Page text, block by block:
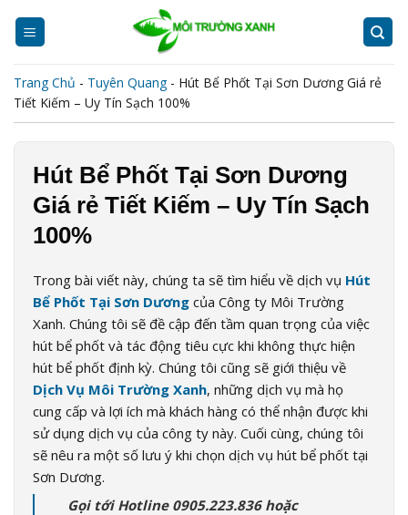
Trang Chủ - Tuyên Quang- Hút Bể Phốt Tại Sơn Dương Giá rẻ
Tiết Kiếm – Uy Tín Sạch 100%
Hút Bể Phốt Tại Sơn Dương
Giá rẻ Tiết Kiếm – Uy Tín Sạch
100%
Trong bài viết này, chúng ta sẽ tìm hiểu về dịch vụ Hút
Bể Phốt Tại Sơn Dương của Công ty Môi Trường
Xanh. Chúng tôi sẽ đề cập đến tầm quan trọng của việc
hút bể phốt và tác động tiêu cực khi không thực hiện
hút bể phốt định kỳ. Chúng tôi cũng sẽ giới thiệu về
Dịch Vụ Môi Trường Xanh, những dịch vụ mà họ
cung cấp và lợi ích mà khách hàng có thể nhận được khi
sử dụng dịch vụ của công ty này. Cuối cùng, chúng tôi
sẽ nêu ra một số lưu ý khi chọn dịch vụ hút bể phốt tại
Sơn Dương.
Gọi tới Hotline 0905.223.836 hoặc